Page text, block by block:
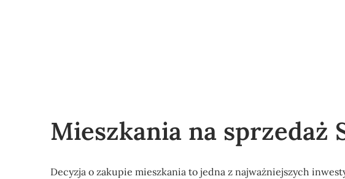
Mieszkania na sprzedaż
Decyzja o zakupie mieszkania to jedna z najważniejszych